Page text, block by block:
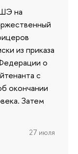
на
из приказа
о
с
окончании
Затем
27 июля